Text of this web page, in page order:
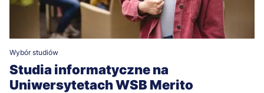
Wybór studiów
Studia informatyczne na
Uniwersytetach WSB Merito